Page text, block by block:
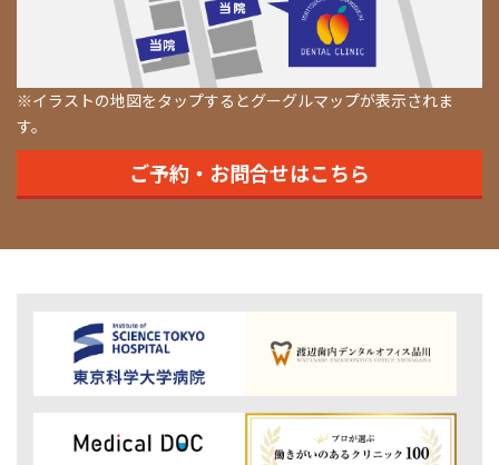
※イラストの地図をタップするとグーグルマップが表示されま
す。
ご予約・お問合せはこちら